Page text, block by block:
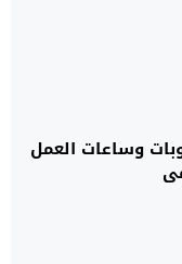
وساعات العمل